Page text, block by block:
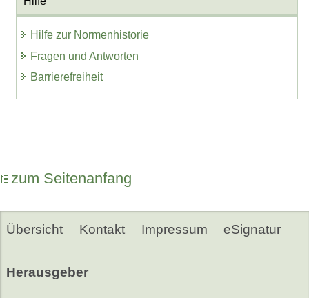
Hilfe zur Normenhistorie
Fragen und Antworten
Barrierefreiheit
zum Seitenanfang
Übersicht Kontakt Impressum eSignatur
Herausgeber